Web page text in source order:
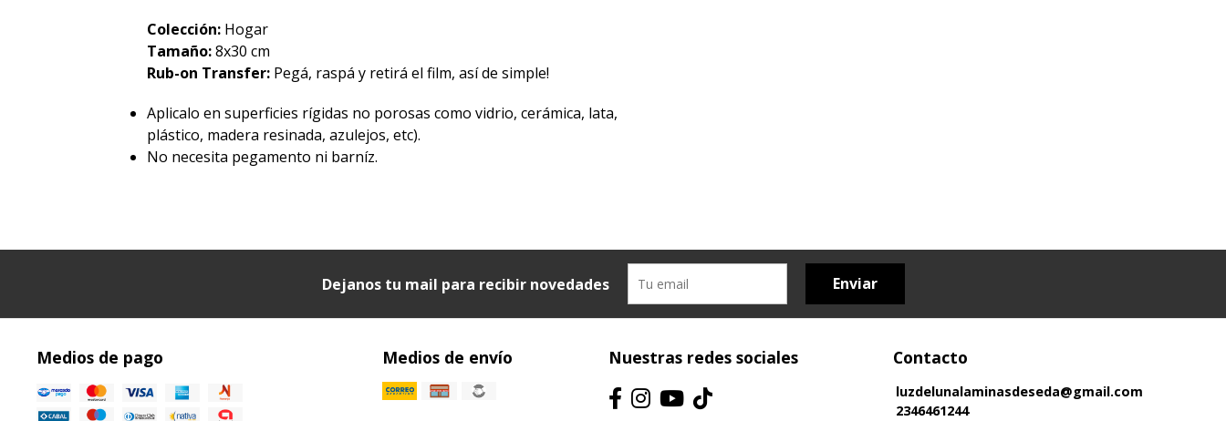
Colección: Hogar
Tamaño:8x30 cm
Rub-on Transfer: Pegá, raspá y retirá el film, así de simple!
Aplicalo en superficies rígidas no porosas como vidrio, cerámica, lata,
plástico, madera resinada, azulejos, etc).
No necesita pegamento ni barníz.
Dejanos tu mail para recibir novedades Enviar
Medios de pago Medios de envío Nuestras redes sociales Contacto
luzdelunalaminasdeseda@gmail.com
2346461244